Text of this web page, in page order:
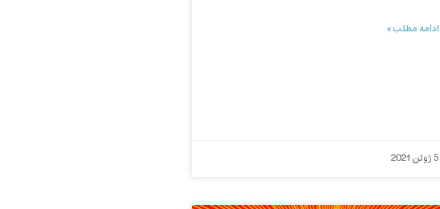
ادامه مطلب »
5 ژوئن 2021